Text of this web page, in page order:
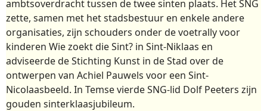
ambtsoverdracht tussen de twee sinten plaats. Het SNG
zette, samen met het stadsbestuur en enkele andere
organisaties, zijn schouders onder de voetrally voor
kinderen Wie zoekt die Sint? in Sint-Niklaas en
adviseerde de Stichting Kunst in de Stad over de
ontwerpen van Achiel Pauwels voor een Sint-
Nicolaasbeeld. In Temse vierde SNG-lid Dolf Peeters zijn
gouden sinterklaasjubileum.